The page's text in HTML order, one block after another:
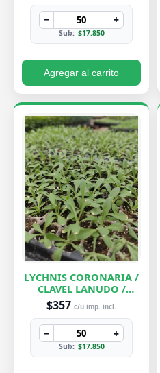
− +
Sub: $17.850
Agregar al carrito
LYCHNIS CORONARIA /
CLAVEL LANUDO /
ABUELA
$357 c/u imp. incl.
− +
Sub: $17.850